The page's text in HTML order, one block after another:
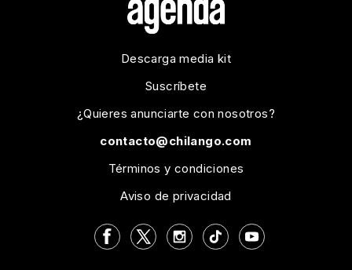
Descarga media kit
Suscríbete
¿Quieres anunciarte con nosotros?
contacto@chilango.com
Términos y condiciones
Aviso de privacidad